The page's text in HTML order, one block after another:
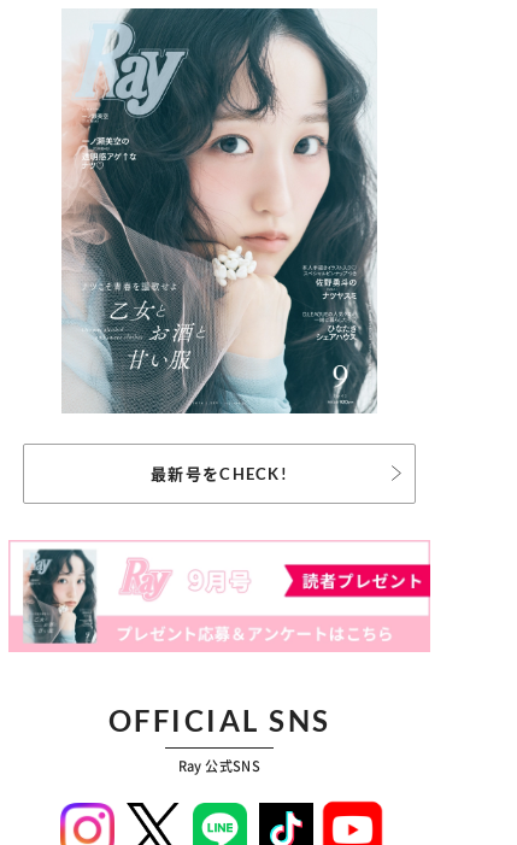
最新号をCHECK!
OFFICIAL SNS
Ray 公式SNS